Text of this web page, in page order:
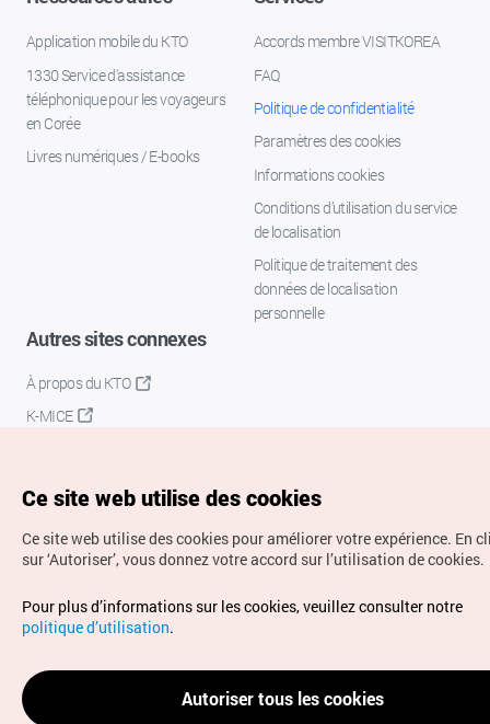
Application mobile du KTO
1330 Service d'assistance
téléphonique pour les voyageurs
en Corée
Livres numériques / E-books
Accords membre VISITKOREA
FAQ
Politique de confidentialité
Paramètres des cookies
Informations cookies
Conditions d’utilisation du service
de localisation
Politique de traitement des
données de localisation
personnelle
Autres sites connexes
À propos du KTO
K-MICE
Droits d’auteur (c) Office National du Tourisme en Corée.
Tous droits réservés.
Pour les rapports d'erreurs et demandes de renseignements,
adressez vos demandes à
info.ontc@gmail.com
Ce site web utilise des cookies
Ce site web utilise des cookies pour améliorer votre expérience. En
sur ‘Autoriser’, vous donnez votre accord sur l’utilisation de cookies.
Pour plus d’informations sur les cookies, veuillez consulter notre
politique d’utilisation.
Autoriser tous les cookies